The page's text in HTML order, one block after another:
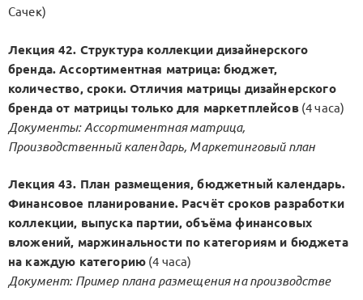
Сачек)
Лекция 42. Структура коллекции дизайнерского
бренда. Ассортиментная матрица: бюджет,
количество, сроки. Отличия матрицы дизайнерского
бренда от матрицы только для маркетплейсов(4 часа)
Документы: Ассортиментная матрица,
Производственный календарь, Маркетинговый план
Лекция 43. План размещения, бюджетный календарь.
Финансовое планирование. Расчёт сроков разработки
коллекции, выпуска партии, объёма финансовых
вложений, маржинальности по категориям и бюджета
на каждую категорию (4 часа)
Документ: Пример плана размещения на производстве